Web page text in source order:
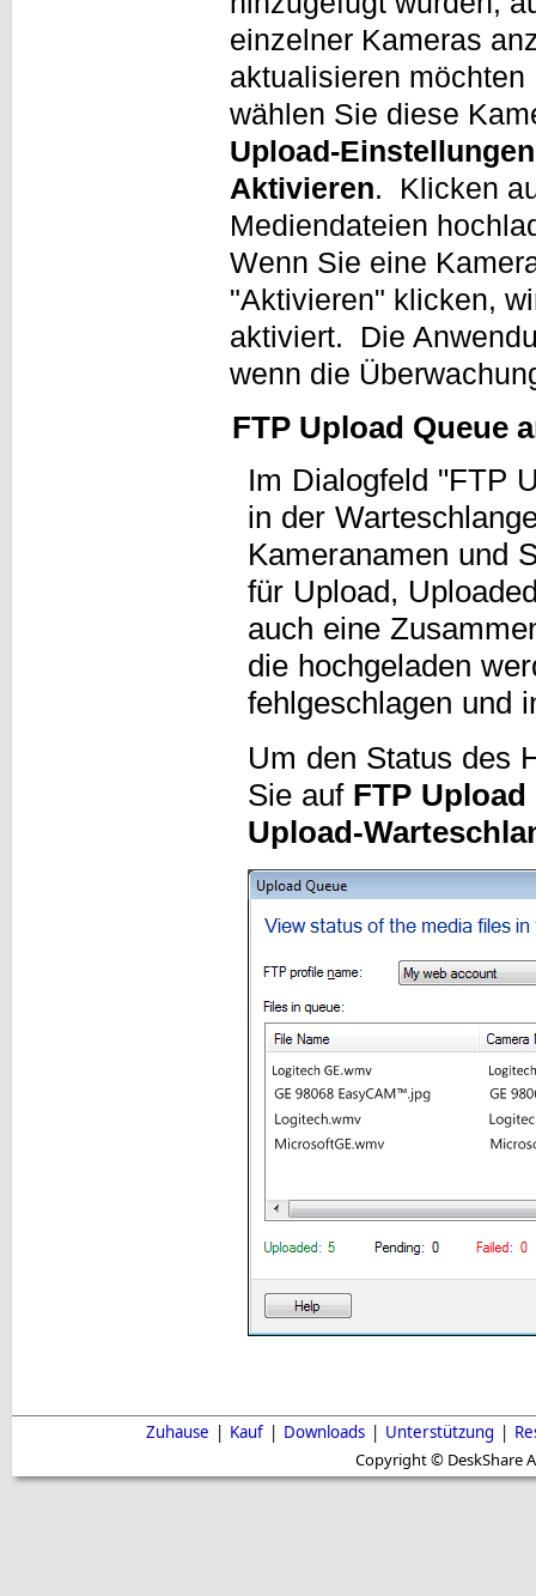
einzelner Kameras
aktualisieren möchten
wählen Sie diese
Upload-Einstellungen
Aktivieren. Klicken
Mediendateien
Wenn Sie eine
"Aktivieren" klicken,
aktiviert. Die
wenn die
FTP Upload Queue
Im Dialogfeld "FTP
in der
Kameranamen und
für Upload,
auch eine
die hochgeladen
fehlgeschlagen und
Um den Status des
Sie auf FTP Upload
Upload-
Zuhause | Kauf | Downloads | Unterstützung |
Copyright © DeskShare